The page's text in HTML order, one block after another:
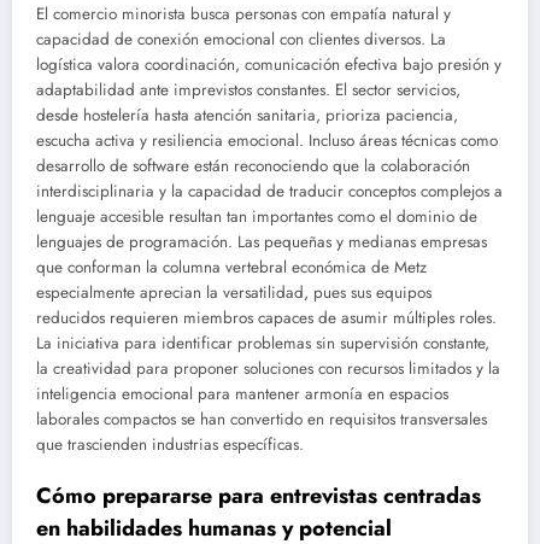
El comercio minorista busca personas con empatía natural y
capacidad de conexión emocional con clientes diversos. La
logística valora coordinación, comunicación efectiva bajo presión y
adaptabilidad ante imprevistos constantes. El sector servicios,
desde hostelería hasta atención sanitaria, prioriza paciencia,
escucha activa y resiliencia emocional. Incluso áreas técnicas como
desarrollo de software están reconociendo que la colaboración
interdisciplinaria y la capacidad de traducir conceptos complejos a
lenguaje accesible resultan tan importantes como el dominio de
lenguajes de programación. Las pequeñas y medianas empresas
que conforman la columna vertebral económica de Metz
especialmente aprecian la versatilidad, pues sus equipos
reducidos requieren miembros capaces de asumir múltiples roles.
La iniciativa para identificar problemas sin supervisión constante,
la creatividad para proponer soluciones con recursos limitados y la
inteligencia emocional para mantener armonía en espacios
laborales compactos se han convertido en requisitos transversales
que trascienden industrias específicas.
Cómo prepararse para entrevistas centradas
en habilidades humanas y potencial